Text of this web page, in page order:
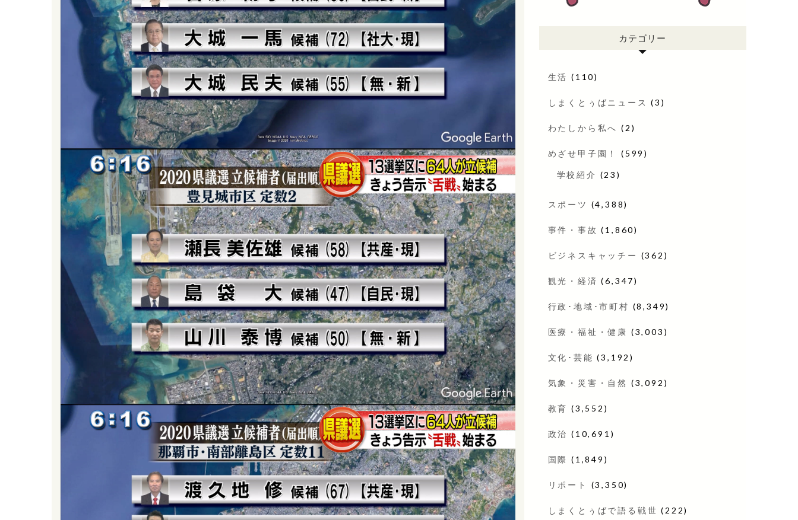
カテゴリー
生活 (110)
しまくとぅばニュース (3)
わたしから私へ (2)
めざせ甲子園！ (599)
学校紹介 (23)
スポーツ (4,388)
事件・事故 (1,860)
ビジネスキャッチー (362)
観光・経済 (6,347)
行政･地域･市町村 (8,349)
医療・福祉・健康 (3,003)
文化･芸能 (3,192)
気象・災害・自然 (3,092)
教育 (3,552)
政治 (10,691)
国際 (1,849)
リポート (3,350)
しまくとぅばで語る戦世 (222)